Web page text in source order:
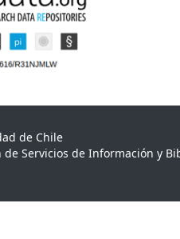
de Chile
de Servicios de Información y